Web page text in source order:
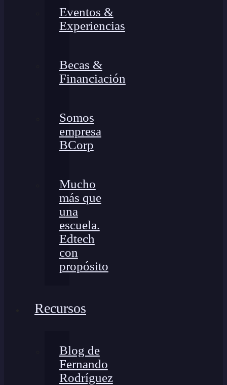
Eventos &
Experiencias
Becas &
Financiación
Somos
empresa
BCorp
Mucho
más que
una
escuela.
Edtech
con
propósito
Recursos
Blog de
Fernando
Rodríguez